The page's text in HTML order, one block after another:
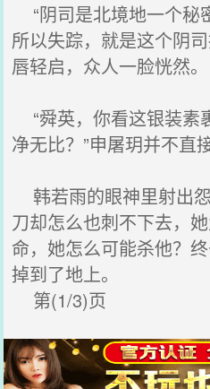
“阴司是北境地一个秘
所以失踪，就是这个阴
唇轻启，众人一脸恍然。
“舜英，你看这银装素
净无比？”申屠玥并不直
韩若雨的眼神里射出
刀却怎么也刺不下去，
命，她怎么可能杀他？
掉到了地上。
第(1/3)页